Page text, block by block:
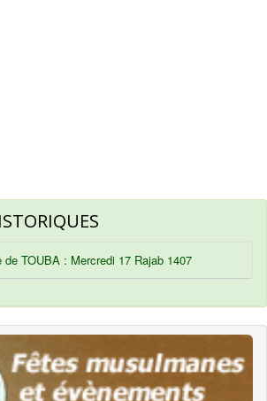
de TOUBA : Mercredi 17 Rajab 1407